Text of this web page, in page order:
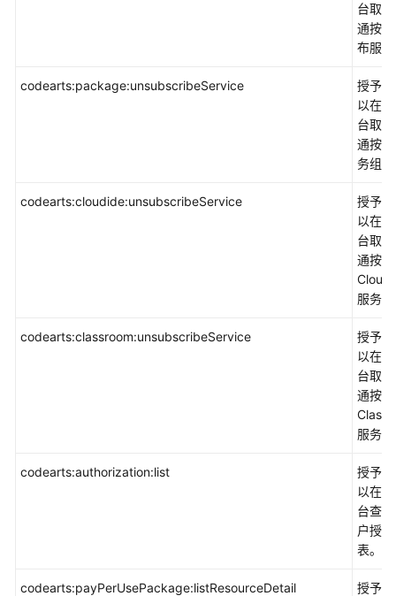
台取
通按
布服
codearts:package:unsubscribeService
授予
以在
台取
通按
务组
codearts:cloudide:unsubscribeService
授予
以在
台取
通按需
服务。
codearts:classroom:unsubscribeService
授予
以在
台取
通按需
服务。
codearts:authorization:list
授予
以在
台查
户授
表。
codearts:payPerUsePackage:listResourceDetail
授予